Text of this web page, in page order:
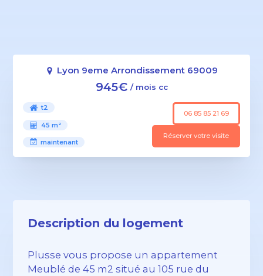
Lyon 9eme Arrondissement 69009
945€ / mois cc
t2
45 m²
maintenant
06 85 85 21 69
Réserver votre visite
Description du logement
Plusse vous propose un appartement
Meublé de 45 m2 situé au 105 rue du